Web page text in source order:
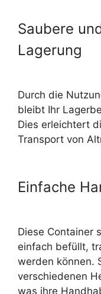
Saubere
Lagerung
Durch die
bleibt Ihr
Dies erleichtert
Transport von
Einfache
Diese Container
einfach befüllt,
werden können.
verschiedenen
was ihre